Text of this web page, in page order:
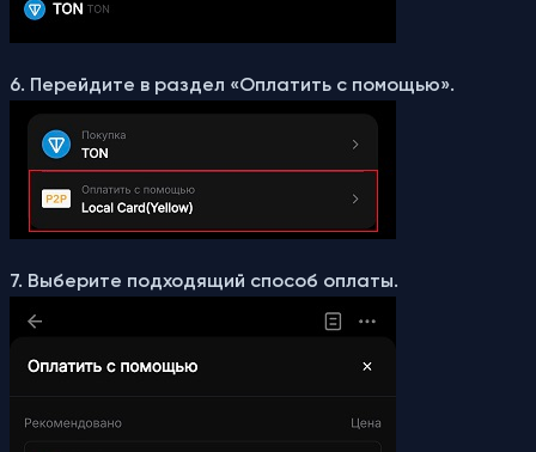
6. Перейдите в раздел «Оплатить с помощью».
7. Выберите подходящий способ оплаты.